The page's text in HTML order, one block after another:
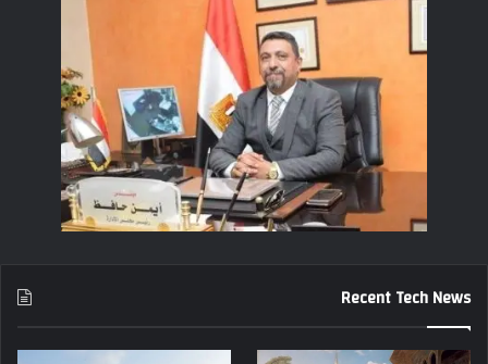
Recent Tech News